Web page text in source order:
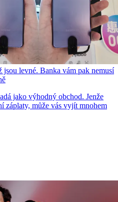
levné. Banka vám pak nemusí
jako výhodný obchod. Jenže
záplaty, může vás vyjít mnohem